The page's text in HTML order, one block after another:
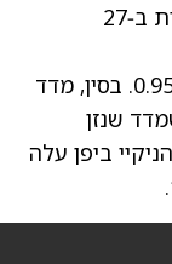
שוקי אסיה–פסיפיק נסחרו ברובם בעליות ב‑27
המדד האנג סנג של הונג קונג עלה ב‑0.95%. בסין, מדד
בעוד שמדד שנזן
מדד הניקיי ביפן עלה